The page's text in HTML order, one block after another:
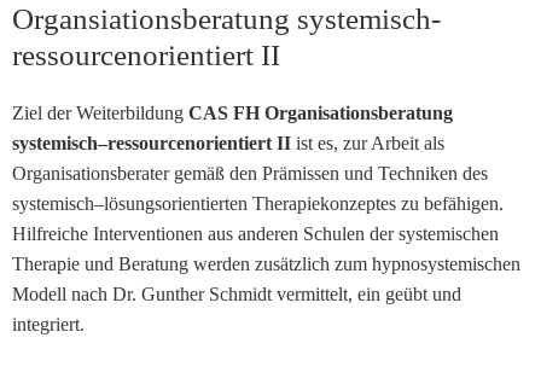
Organsiationsberatung systemisch-
ressourcenorientiert II
Ziel der Weiterbildung CAS FH Organisationsberatung
systemisch–ressourcenorientiert II ist es, zur Arbeit als
Organisationsberater gemäß den Prämissen und Techniken des
systemisch–lösungsorientierten Therapiekonzeptes zu befähigen.
Hilfreiche Interventionen aus anderen Schulen der systemischen
Therapie und Beratung werden zusätzlich zum hypnosystemischen
Modell nach Dr. Gunther Schmidt vermittelt, ein geübt und
integriert.